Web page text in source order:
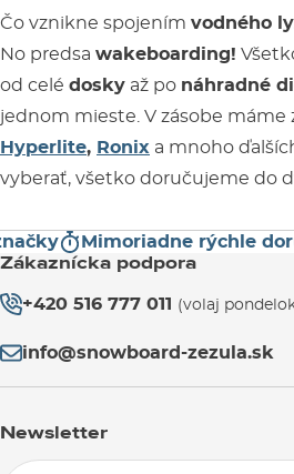
Čo vznikne spojením vodného
No predsa wakeboarding!
od celé dosky až po náhradné
jednom mieste. V zásobe máme
Hyperlite, Ronix a mnoho
vyberať, všetko doručujeme do
Mimoriadne rýchle
Zákaznícka podpora
+420 516 777 011 (volaj
info@snowboard-zezula.sk
Newsletter